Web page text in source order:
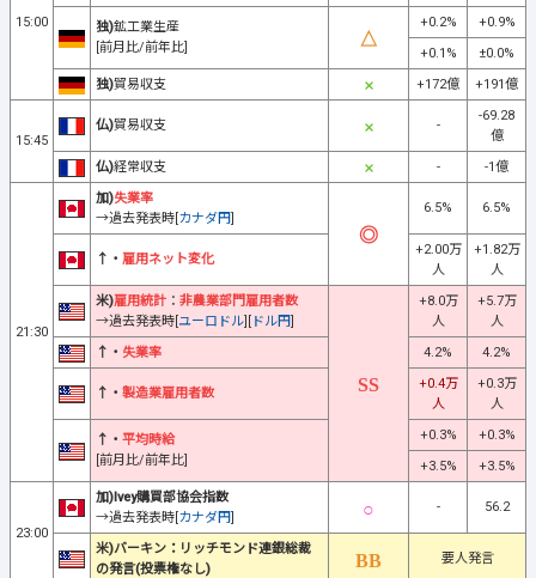
15:00 独)鉱工業生産
[前月比/前年比]
+0.2%
+0.9%
+0.1%
±0.0%
独)貿易収支 +172億 +191億
15:45
仏)貿易収支 -
-69.28
億
仏)経常収支 - -1億
21:30
加)失業率
→過去発表時[カナダ円]
6.5% 6.5%
↑・ 雇用ネット変化
+2.00万
人
+1.82万
人
米)雇用統計 ： 非農業部門雇用者数
→過去発表時[ユーロドル][ ドル円]
+8.0万
人
+5.7万
人
↑・ 失業率 4.2% 4.2%
↑・ 製造業雇用者数
+0.4万
人
+0.3万
人
↑・ 平均時給
[前月比/前年比]
+0.3%
+0.3%
+3.5%
+3.5%
23:00
加)Ivey購買部協会指数
→過去発表時[カナダ円]
- 56.2
米)バーキン：リッチモンド連銀総裁
の発言(投票権なし)
要人発言